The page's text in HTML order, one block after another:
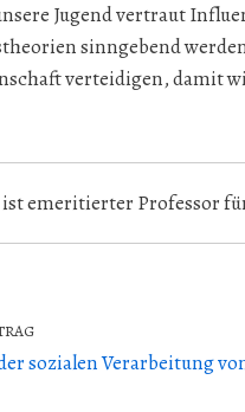
Jugend vertraut
sinngebend
verteidigen, damit
ist emeritierter Professor
sozialen Verarbeitung